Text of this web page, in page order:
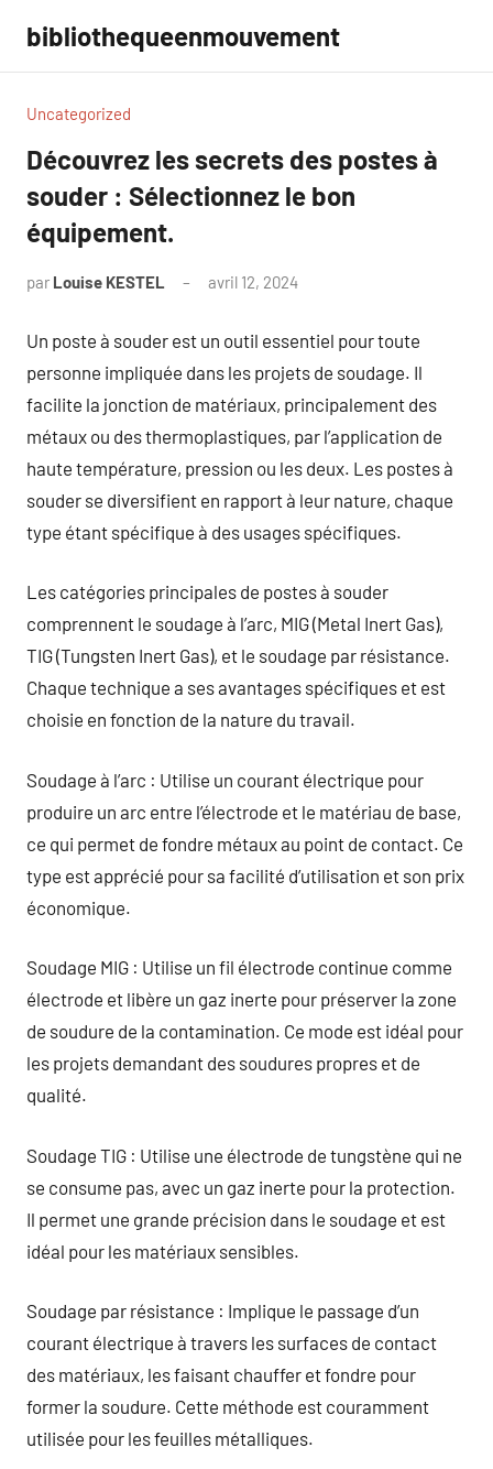
contenu
bibliothequeenmouvement
Uncategorized
Découvrez les secrets des postes à
souder : Sélectionnez le bon
équipement.
par Louise KESTEL avril 12, 2024
Un poste à souder est un outil essentiel pour toute
personne impliquée dans les projets de soudage. Il
facilite la jonction de matériaux, principalement des
métaux ou des thermoplastiques, par l’application de
haute température, pression ou les deux. Les postes à
souder se diversifient en rapport à leur nature, chaque
type étant spécifique à des usages spécifiques.
Les catégories principales de postes à souder
comprennent le soudage à l’arc, MIG (Metal Inert Gas),
TIG (Tungsten Inert Gas), et le soudage par résistance.
Chaque technique a ses avantages spécifiques et est
choisie en fonction de la nature du travail.
Soudage à l’arc : Utilise un courant électrique pour
produire un arc entre l’électrode et le matériau de base,
ce qui permet de fondre métaux au point de contact. Ce
type est apprécié pour sa facilité d’utilisation et son prix
économique.
Soudage MIG : Utilise un fil électrode continue comme
électrode et libère un gaz inerte pour préserver la zone
de soudure de la contamination. Ce mode est idéal pour
les projets demandant des soudures propres et de
qualité.
Soudage TIG : Utilise une électrode de tungstène qui ne
se consume pas, avec un gaz inerte pour la protection.
Il permet une grande précision dans le soudage et est
idéal pour les matériaux sensibles.
Soudage par résistance : Implique le passage d’un
courant électrique à travers les surfaces de contact
des matériaux, les faisant chauffer et fondre pour
former la soudure. Cette méthode est couramment
utilisée pour les feuilles métalliques.